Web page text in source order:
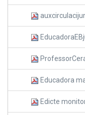
Educadora
Edicte